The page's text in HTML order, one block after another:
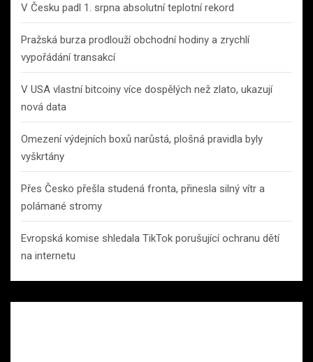
V Česku padl 1. srpna absolutní teplotní rekord
Pražská burza prodlouží obchodní hodiny a zrychlí
vypořádání transakcí
V USA vlastní bitcoiny více dospělých než zlato, ukazují
nová data
Omezení výdejních boxů narůstá, plošná pravidla byly
vyškrtány
Přes Česko přešla studená fronta, přinesla silný vítr a
polámané stromy
Evropská komise shledala TikTok porušující ochranu dětí
na internetu